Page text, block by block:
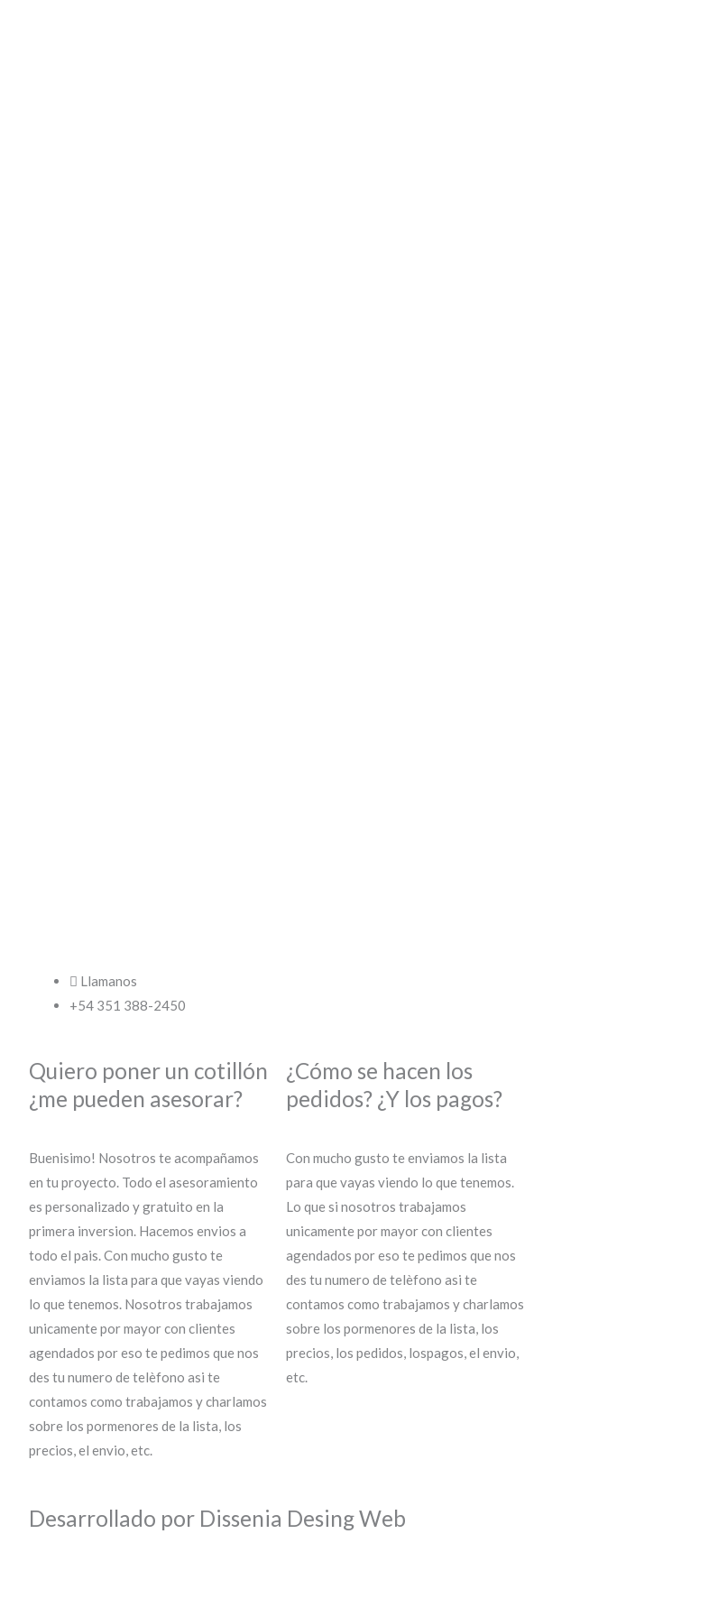
Llamanos
+54 351 388-2450
Quiero poner un cotillón
¿me pueden asesorar?
Buenisimo! Nosotros te acompañamos
en tu proyecto. Todo el asesoramiento
es personalizado y gratuito en la
primera inversion. Hacemos envios a
todo el pais. Con mucho gusto te
enviamos la lista para que vayas viendo
lo que tenemos. Nosotros trabajamos
unicamente por mayor con clientes
agendados por eso te pedimos que nos
des tu numero de telèfono asi te
contamos como trabajamos y charlamos
sobre los pormenores de la lista, los
precios, el envio, etc.
¿Cómo se hacen los
pedidos? ¿Y los pagos?
Con mucho gusto te enviamos la lista
para que vayas viendo lo que tenemos.
Lo que si nosotros trabajamos
unicamente por mayor con clientes
agendados por eso te pedimos que nos
des tu numero de telèfono asi te
contamos como trabajamos y charlamos
sobre los pormenores de la lista, los
precios, los pedidos, lospagos, el envio,
etc.
Desarrollado por Dissenia Desing Web